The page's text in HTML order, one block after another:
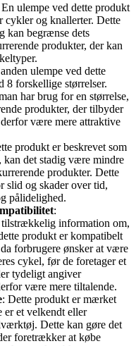
En ulempe ved dette produkt
cykler og knallerter. Dette
kan begrænse dets
produkter, der kan
ulempe ved dette
8 forskellige størrelser.
har brug for en størrelse,
produkter, der tilbyder
være mere attraktive
produkt er beskrevet som
det stadig være mindre
produkter. Dette
slid og skader over tid,
pålidelighed.
:
information om,
produkt er kompatibelt
forbrugere ønsker at være
cykel, før de foretager et
tydeligt angiver
være mere tiltalende.
: Dette produkt er mærket
er et velkendt eller
Dette kan gøre det
foretrækker at købe